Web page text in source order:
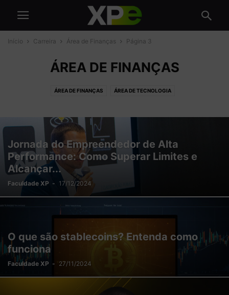
Início Carreira Área de Finanças Página 3
ÁREA DE FINANÇAS
ÁREA DE FINANÇAS ÁREA DE TECNOLOGIA
Jornada do Empreendedor de Alta
Performance: Como Superar Limites e
Alcançar...
Faculdade XP - 17/12/2024
O que são stablecoins? Entenda como
funciona
Faculdade XP - 27/11/2024